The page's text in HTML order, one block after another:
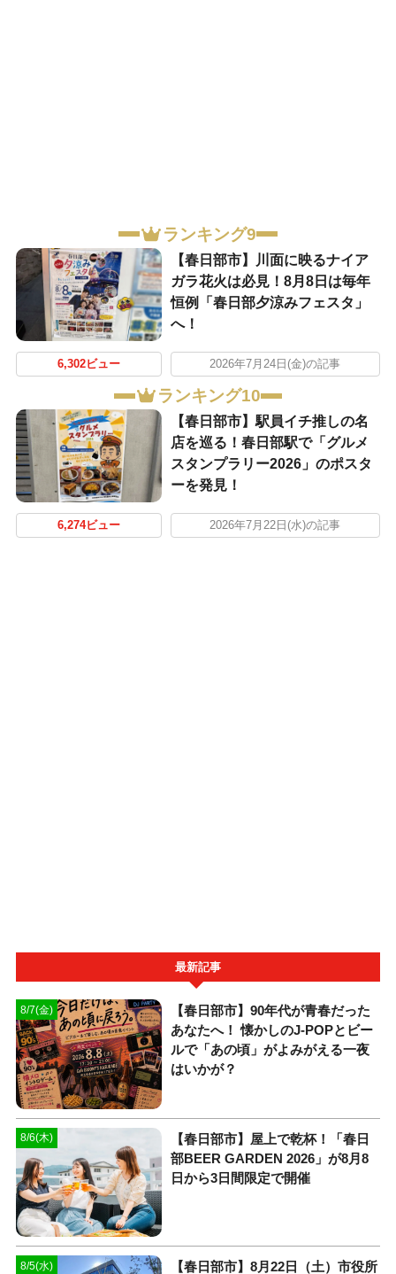
ランキング9
【春日部市】川面に映るナイア
ガラ花火は必見！8月8日は毎年
恒例「春日部夕涼みフェスタ」
へ！
6,302ビュー 2026年7月24日(金)の記事
ランキング10
【春日部市】駅員イチ推しの名
店を巡る！春日部駅で「グルメ
スタンプラリー2026」のポスタ
ーを発見！
6,274ビュー 2026年7月22日(水)の記事
最新記事
8/7(金)
【春日部市】90年代が青春だった
あなたへ！ 懐かしのJ-POPとビー
ルで「あの頃」がよみがえる一夜
はいかが？
8/6(木)
【春日部市】屋上で乾杯！「春日
部BEER GARDEN 2026」が8月8
日から3日間限定で開催
8/5(水)
【春日部市】8月22日（土）市役所